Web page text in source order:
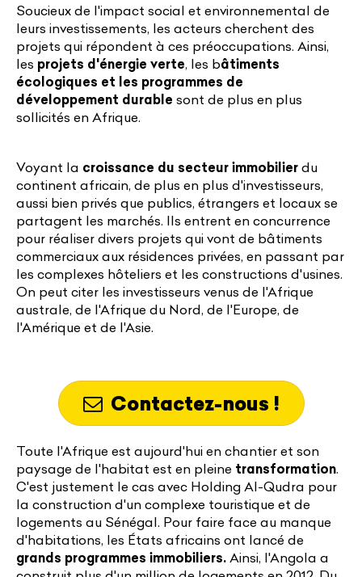
Soucieux de l'impact social et environnemental de
leurs investissements, les acteurs cherchent des
projets qui répondent à ces préoccupations. Ainsi,
les projets d'énergie verte, les bâtiments
écologiques et les programmes de
développement durable sont de plus en plus
sollicités en Afrique.
Voyant la croissance du secteur immobilier du
continent africain, de plus en plus d'investisseurs,
aussi bien privés que publics, étrangers et locaux se
partagent les marchés. Ils entrent en concurrence
pour réaliser divers projets qui vont de bâtiments
commerciaux aux résidences privées, en passant par
les complexes hôteliers et les constructions d'usines.
On peut citer les investisseurs venus de l'Afrique
australe, de l'Afrique du Nord, de l'Europe, de
l'Amérique et de l'Asie.
Contactez-nous !
Toute l'Afrique est aujourd'hui en chantier et son
paysage de l'habitat est en pleine transformation.
C'est justement le cas avec Holding Al-Qudra pour
la construction d'un complexe touristique et de
logements au Sénégal. Pour faire face au manque
d'habitations, les États africains ont lancé de
grands programmes immobiliers. Ainsi, l'Angola a